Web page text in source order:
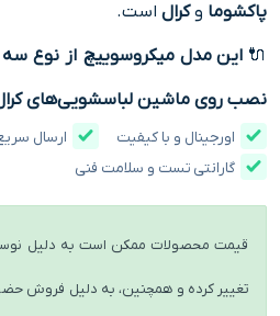
پاکشوما وکرال است.
🔌این مدل میکروسوییچ از نوع
نصب روی ماشین لباسشویی‌های
اورجینال و با کیفیت
ارسال
گارانتی تست و سلامت فنی
قیمت محصولات ممکن است به دلیل
تغییر کرده و همچنین، به دلیل فروش